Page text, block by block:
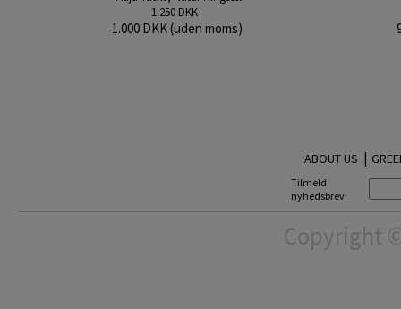
1.250 DKK
1.000 DKK (uden moms)
ABOUT US |
Tilmeld
nyhedsbrev:
Copyright